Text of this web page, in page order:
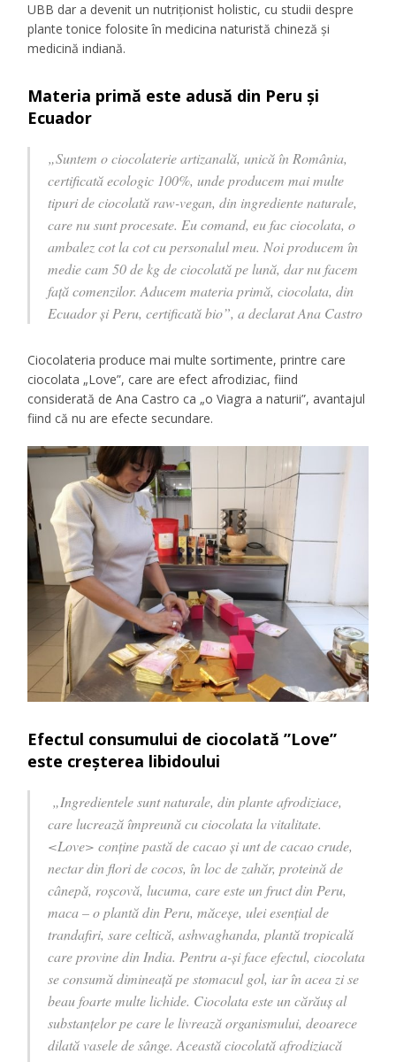
UBB dar a devenit un nutriţionist holistic, cu studii despre
plante tonice folosite în medicina naturistă chineză şi
medicină indiană.
Materia primă este adusă din Peru și
Ecuador
„Suntem o ciocolaterie artizanală, unică în România,
certificată ecologic 100%, unde producem mai multe
tipuri de ciocolată raw-vegan, din ingrediente naturale,
care nu sunt procesate. Eu comand, eu fac ciocolata, o
ambalez cot la cot cu personalul meu. Noi producem în
medie cam 50 de kg de ciocolată pe lună, dar nu facem
faţă comenzilor. Aducem materia primă, ciocolata, din
Ecuador şi Peru, certificată bio”, a declarat Ana Castro
Ciocolateria produce mai multe sortimente, printre care
ciocolata „Love”, care are efect afrodiziac, fiind
considerată de Ana Castro ca „o Viagra a naturii”, avantajul
fiind că nu are efecte secundare.
Efectul consumului de ciocolată ”Love”
este creşterea libidoului
„Ingredientele sunt naturale, din plante afrodiziace,
care lucrează împreună cu ciocolata la vitalitate.
<Love> conţine pastă de cacao şi unt de cacao crude,
nectar din flori de cocos, în loc de zahăr, proteină de
cânepă, roşcovă, lucuma, care este un fruct din Peru,
maca – o plantă din Peru, măceşe, ulei esenţial de
trandafiri, sare celtică, ashwaghanda, plantă tropicală
care provine din India. Pentru a-şi face efectul, ciocolata
se consumă dimineaţă pe stomacul gol, iar în acea zi se
beau foarte multe lichide. Ciocolata este un cărăuş al
substanţelor pe care le livrează organismului, deoarece
dilată vasele de sânge. Această ciocolată afrodiziacă